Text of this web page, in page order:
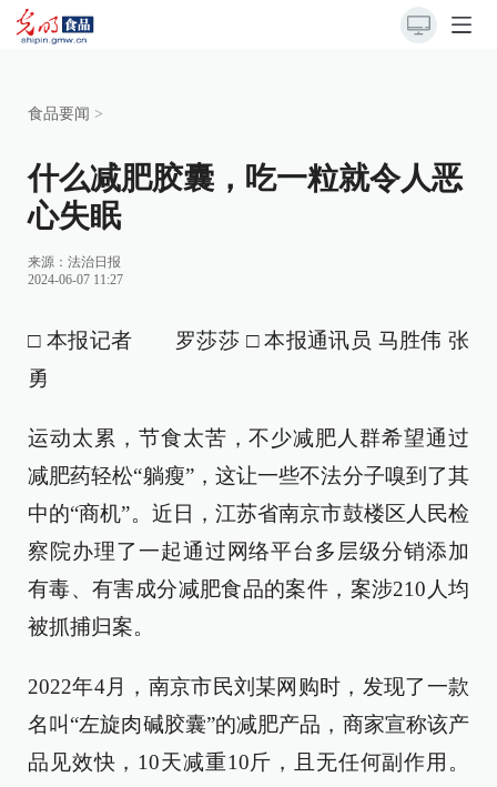
食品要闻 >
什么减肥胶囊，吃一粒就令人恶
心失眠
来源：法治日报
2024-06-07 11:27
□ 本报记者 罗莎莎 □ 本报通讯员 马胜伟 张
勇
运动太累，节食太苦，不少减肥人群希望通过
减肥药轻松“躺瘦”，这让一些不法分子嗅到了其
中的“商机”。近日，江苏省南京市鼓楼区人民检
察院办理了一起通过网络平台多层级分销添加
有毒、有害成分减肥食品的案件，案涉210人均
被抓捕归案。
2022年4月，南京市民刘某网购时，发现了一款
名叫“左旋肉碱胶囊”的减肥产品，商家宣称该产
品见效快，10天减重10斤，且无任何副作用。